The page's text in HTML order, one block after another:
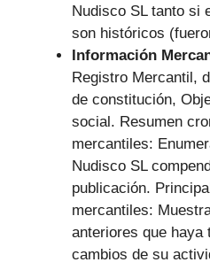
Nudisco SL tanto si
son históricos
Información
Registro Mercantil,
de constitución,
social. Resumen
mercantiles:
Nudisco SL
publicación.
mercantiles:
anteriores que haya
cambios de su